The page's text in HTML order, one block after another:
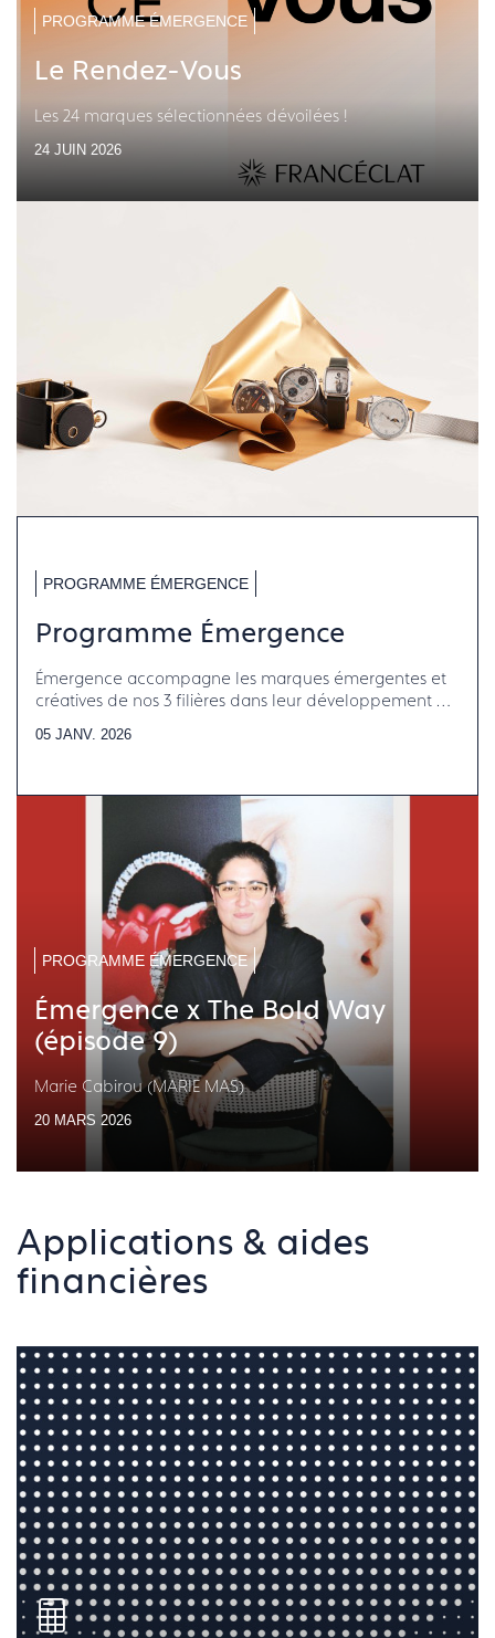
PROGRAMME ÉMERGENCE
Le Rendez-Vous
Les 24 marques sélectionnées dévoilées !
24 JUIN 2026
PROGRAMME ÉMERGENCE
Programme Émergence
Émergence accompagne les marques émergentes et
créatives de nos 3 filières dans leur développement et
05 JANV. 2026
PROGRAMME ÉMERGENCE
Émergence x The Bold Way
(épisode 9)
Marie Cabirou (MARIE MAS)
20 MARS 2026
Applications & aides
financières